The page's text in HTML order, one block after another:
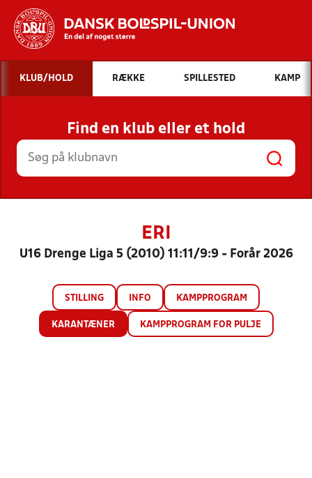
Hvad vil du søge efter?
INDHOLD OG NYHEDER
STILLINGER, RESULTATER, KLUBBER OG
HOLD
KLUB/HOLD RÆKKE SPILLESTED KAMP
Find en klub eller et hold
ERI
U16 Drenge Liga 5 (2010) 11:11/9:9 - Forår 2026
STILLING INFO KAMPPROGRAM
KARANTÆNER KAMPPROGRAM FOR PULJE